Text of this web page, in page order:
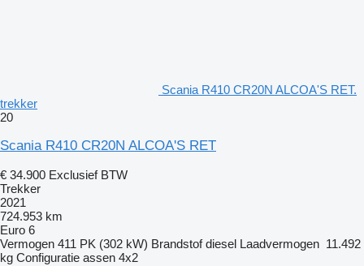
Scania R410 CR20N ALCOA'S RET.
trekker
20
Scania R410 CR20N ALCOA'S RET
€ 34.900 Exclusief BTW
Trekker
2021
724.953 km
Euro 6
Vermogen 411 PK (302 kW) Brandstof diesel Laadvermogen 11.492
kg Configuratie assen 4x2